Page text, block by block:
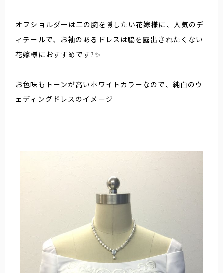
オフショルダーは二の腕を隠したい花嫁様に、人気のデ
ィテールで、お袖のあるドレスは脇を露出されたくない
花嫁様におすすめです?✨
お色味もトーンが高いホワイトカラーなので、純白のウ
ェディングドレスのイメージ